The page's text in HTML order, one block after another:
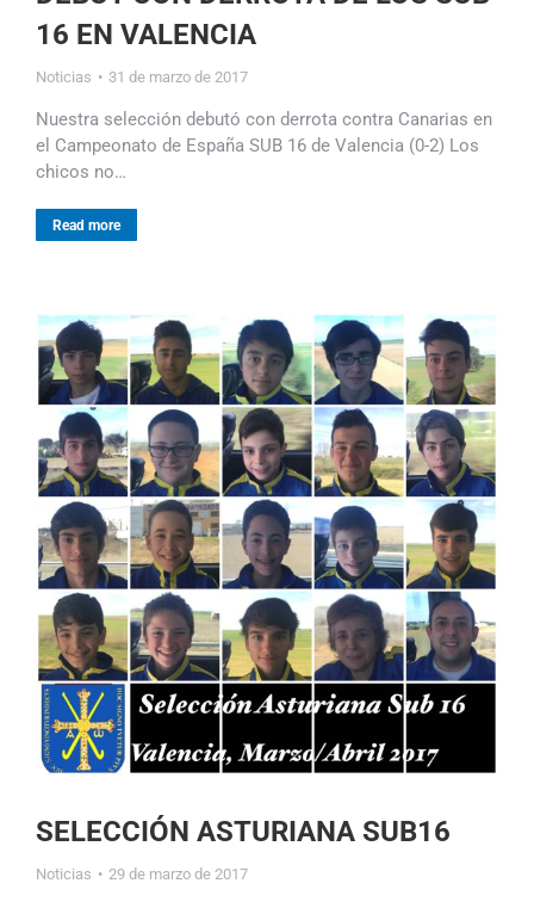
16 EN VALENCIA
Noticias 31 de marzo de 2017
Nuestra selección debutó con derrota contra Canarias en
el Campeonato de España SUB 16 de Valencia (0-2) Los
chicos no…
Read more
SELECCIÓN ASTURIANA SUB16
Noticias 29 de marzo de 2017